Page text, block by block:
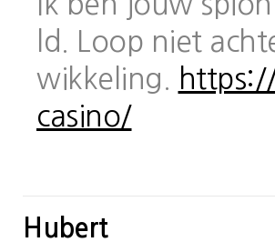
ld. Loop niet
wikkeling.
casino/
Hubert